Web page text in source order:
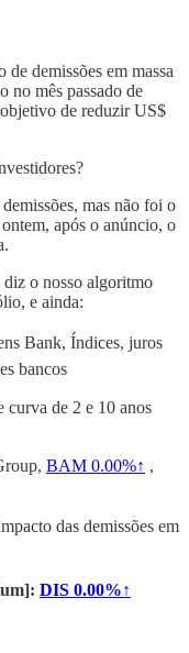
demissões em massa
no mês passado de
de reduzir US$
mas não foi o
após o anúncio, o
diz o nosso algoritmo
e ainda:
Bank, Índices, juros
bancos
curva de 2 e 10 anos
BAM 0.00%↑ ,
das demissões em
DIS 0.00%↑